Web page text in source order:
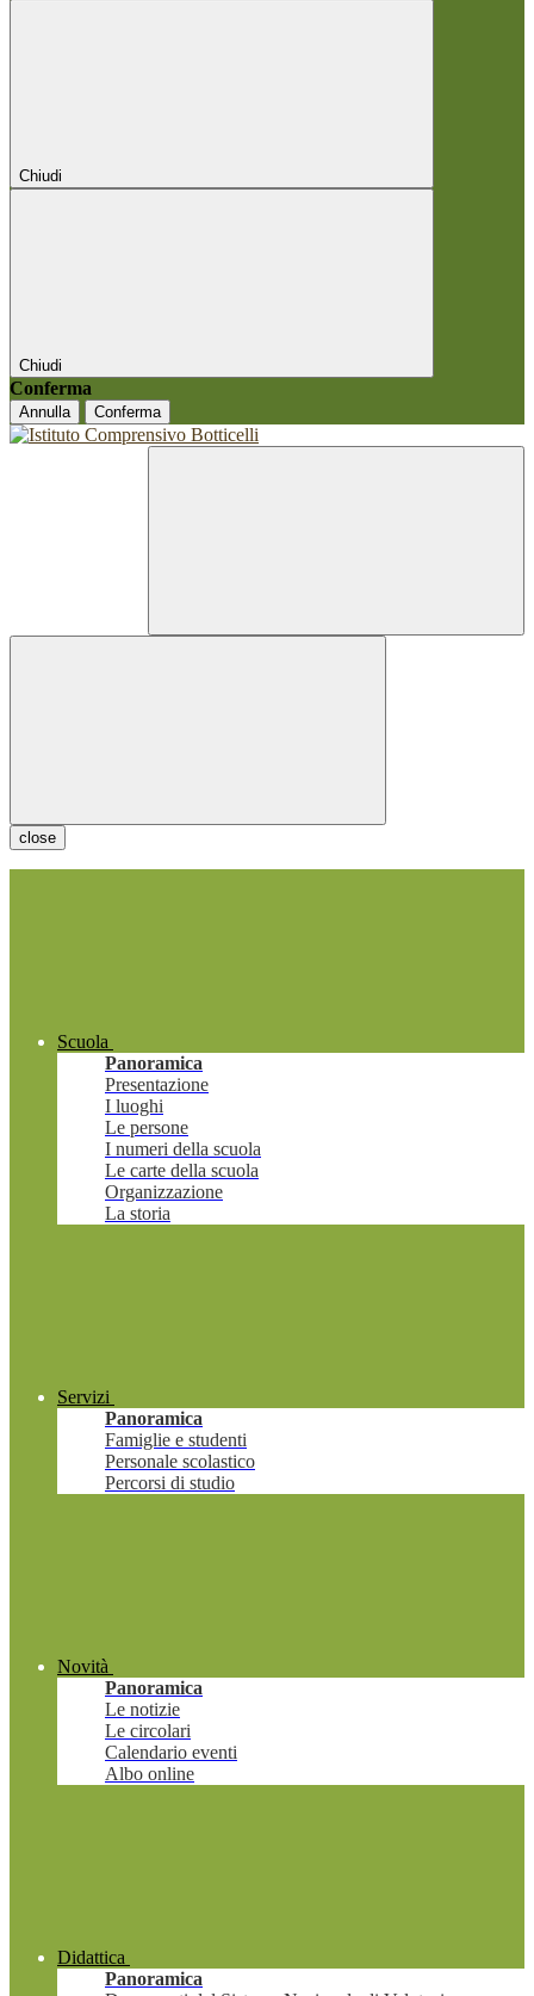
Chiudi
Chiudi
Conferma
Annulla Conferma
close
Scuola
Panoramica
Presentazione
I luoghi
Le persone
I numeri della scuola
Le carte della scuola
Organizzazione
La storia
Servizi
Panoramica
Famiglie e studenti
Personale scolastico
Percorsi di studio
Novità
Panoramica
Le notizie
Le circolari
Calendario eventi
Albo online
Didattica
Panoramica